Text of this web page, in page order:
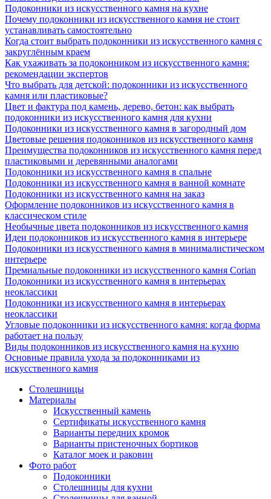
Подоконники из искусственного камня на кухне
Почему подоконники из искусственного камня не стоит
устанавливать самостоятельно
Когда стоит выбрать подоконники из искусственного камня с
закруглённым краем
Как ухаживать за подоконником из искусственного камня:
рекомендации экспертов
Что выбрать для детской: подоконники из искусственного
камня или пластиковые?
Цвет и фактура под камень, дерево, бетон: как выбрать
подоконники из искусственного камня для кухни
Подоконники из искусственного камня в загородный дом
Цветовые решения подоконников из искусственного камня
Преимущества подоконников из искусственного камня перед
пластиковыми и деревянными аналогами
Подоконники из искусственного камня в спальне
Подоконники из искусственного камня в ванной комнате
Подоконники из искусственного камня на заказ
Оформление подоконников из искусственного камня в
классическом стиле
Необычные цвета подоконников из искусственного камня
Идеи подоконников из искусственного камня в интерьере
Подоконники из искусственного камня в минималистическом
интерьере
Премиальные подоконники из искусственного камня Corian
Подоконники из искусственного камня в интерьерах
неоклассики
Подоконники из искусственного камня в интерьерах
неоклассики
Угловые подоконники из искусственного камня: когда форма
работает на пользу
Виды подоконников из искусственного камня на кухню
Основные правила ухода за подоконниками из
искусственного камня
Столешницы
Материалы
Искусственный камень
Сертификаты искусственного камня
Варианты передних кромок
Варианты пристеночных бортиков
Каталог моек и раковин
Фото работ
Подоконники
Столешницы для кухни